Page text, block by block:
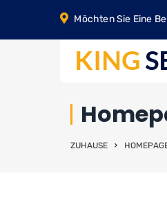
Möchten Sie Eine
ZUHAUSE